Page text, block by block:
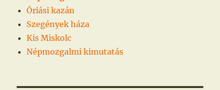
Óriási kazán
Szegények háza
Kis Miskolc
Népmozgalmi kimutatás